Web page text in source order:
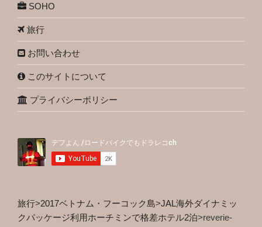
SOHO
旅行
お問い合わせ
このサイトについて
プライバシーポリシー
旅行>2017ベトナム・フーコック島>JAL海外ダイナミッ
クパッケージ利用ホーチミンで格差ホテル2泊>reverie-